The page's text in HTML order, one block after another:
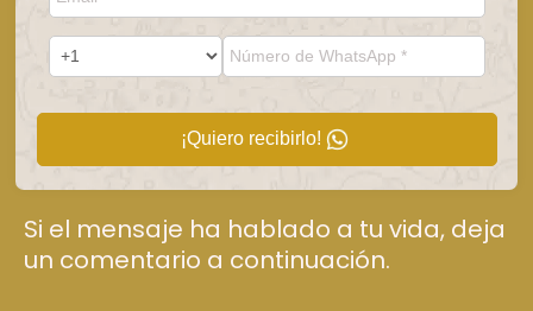
¡Quiero recibirlo!
Si el mensaje ha hablado a tu vida, deja
un comentario a continuación.